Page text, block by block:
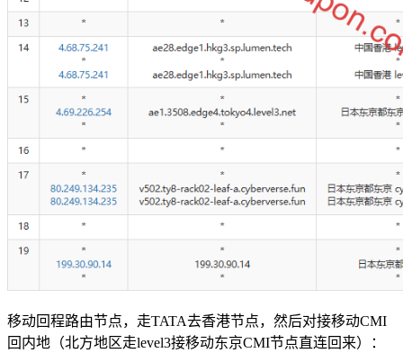
移动回程路由节点，走TATA去香港节点，然后对接移动CMI
回内地（北方地区走level3接移动东京CMI节点直连回来）：